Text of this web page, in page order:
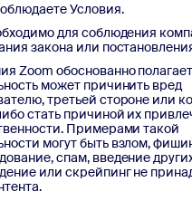
Условия.
для соблюдения
закона или
Zoom обоснованно
может причинить вред
третьей стороне или
стать причиной их
Примерами такой
могут быть взлом,
спам, введение
или скрейпинг не